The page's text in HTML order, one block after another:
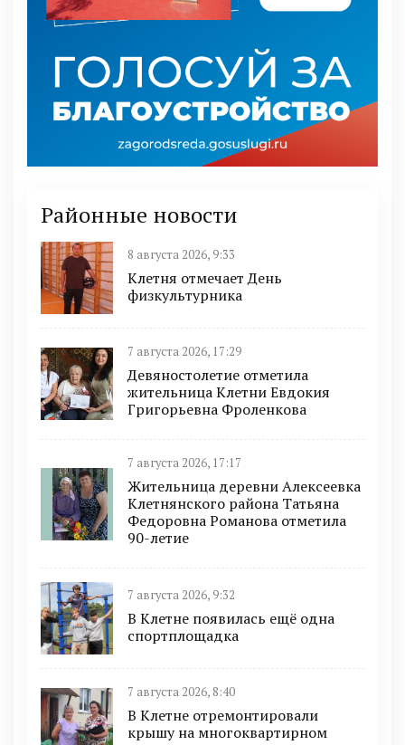
Районные новости
8 августа 2026, 9:33
Клетня отмечает День
физкультурника
7 августа 2026, 17:29
Девяностолетие отметила
жительница Клетни Евдокия
Григорьевна Фроленкова
7 августа 2026, 17:17
Жительница деревни Алексеевка
Клетнянского района Татьяна
Федоровна Романова отметила
90-летие
7 августа 2026, 9:32
В Клетне появилась ещё одна
спортплощадка
7 августа 2026, 8:40
В Клетне отремонтировали
крышу на многоквартирном